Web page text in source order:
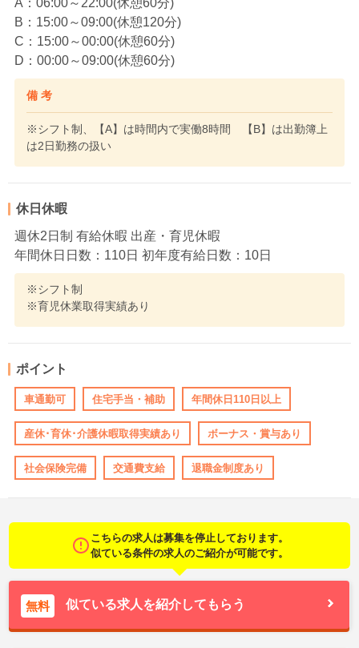
A：06:00～22:00(休憩60分)
B：15:00～09:00(休憩120分)
C：15:00～00:00(休憩60分)
D：00:00～09:00(休憩60分)
備 考
※シフト制、【A】は時間内で実働8時間 【B】は出勤簿上
は2日勤務の扱い
休日休暇
週休2日制 有給休暇 出産・育児休暇
年間休日日数：110日 初年度有給日数：10日
※シフト制
※育児休業取得実績あり
ポイント
車通勤可 住宅手当・補助 年間休日110日以上
産休･育休･介護休暇取得実績あり ボーナス・賞与あり
社会保険完備 交通費支給 退職金制度あり
こちらの求人は募集を停止しております。
似ている条件の求人のご紹介が可能です。
無料 似ている求人を紹介してもらう